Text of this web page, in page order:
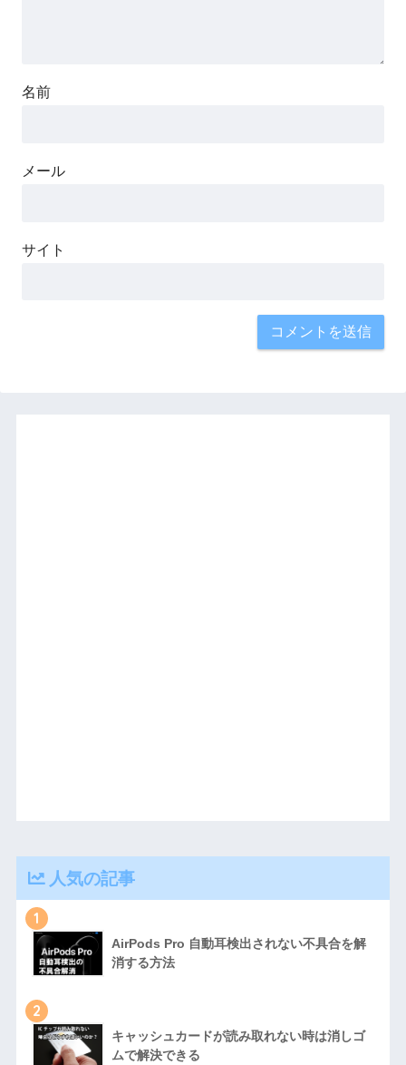
名前
メール
サイト
人気の記事
1
AirPods Pro 自動耳検出されない不具合を解
消する方法
2
キャッシュカードが読み取れない時は消しゴ
ムで解決できる